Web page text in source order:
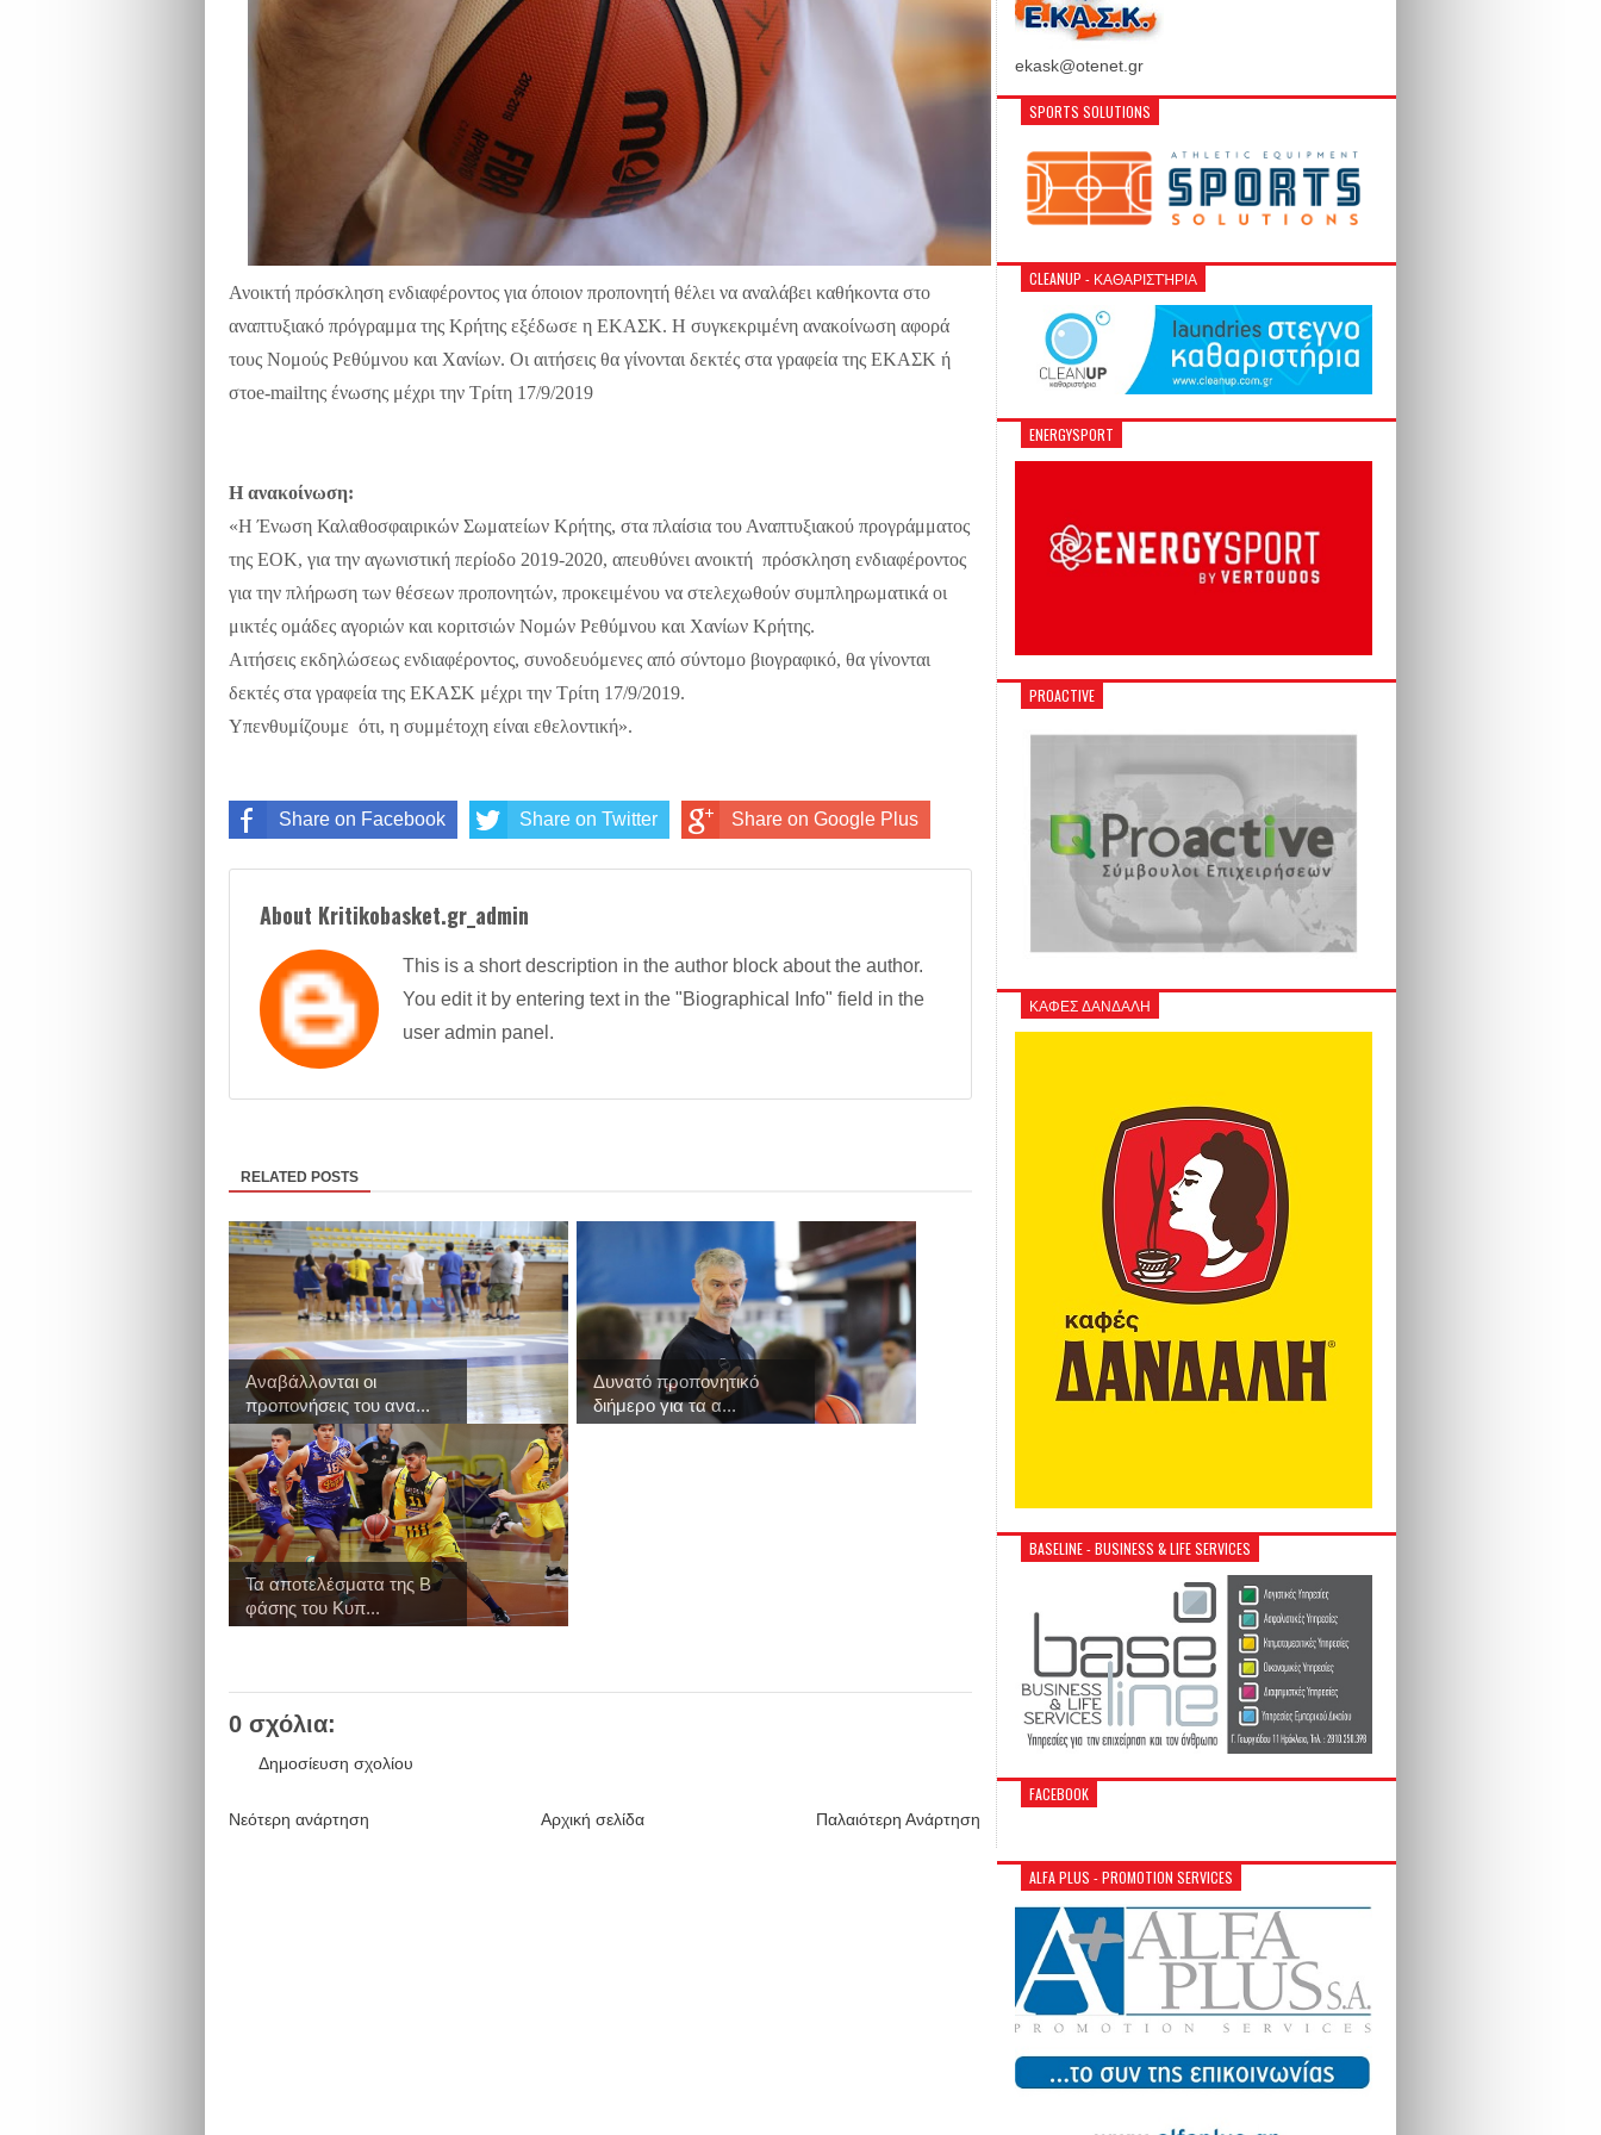
Ανοικτή πρόσκληση ενδιαφέροντος για όποιον προπονητή θέλει να αναλάβει καθήκοντα στο
αναπτυξιακό πρόγραμμα της Κρήτης εξέδωσε η ΕΚΑΣΚ. Η συγκεκριμένη ανακοίνωση αφορά
τους Νομούς Ρεθύμνου και Χανίων. Οι αιτήσεις θα γίνονται δεκτές στα γραφεία της ΕΚΑΣΚ ή
στοe-mailτης ένωσης μέχρι την Τρίτη 17/9/2019
Η ανακοίνωση:
«Η Ένωση Καλαθοσφαιρικών Σωματείων Κρήτης, στα πλαίσια του Αναπτυξιακού προγράμματος
της ΕΟΚ, για την αγωνιστική περίοδο 2019-2020, απευθύνει ανοικτή πρόσκληση ενδιαφέροντος
για την πλήρωση των θέσεων προπονητών, προκειμένου να στελεχωθούν συμπληρωματικά οι
μικτές ομάδες αγοριών και κοριτσιών Νομών Ρεθύμνου και Χανίων Κρήτης.
Αιτήσεις εκδηλώσεως ενδιαφέροντος, συνοδευόμενες από σύντομο βιογραφικό, θα γίνονται
δεκτές στα γραφεία της ΕΚΑΣΚ μέχρι την Τρίτη 17/9/2019.
Υπενθυμίζουμε ότι, η συμμέτοχη είναι εθελοντική».
Share on Facebook Share on Twitter Share on Google Plus
About Kritikobasket.gr_admin
This is a short description in the author block about the author.
You edit it by entering text in the "Biographical Info" field in the
user admin panel.
RELATED POSTS
Αναβάλλονται οι
προπονήσεις του ανα...
Δυνατό προπονητικό
διήμερο για τα α...
Τα αποτελέσματα της Β
φάσης του Κυπ...
0 σχόλια:
Δημοσίευση σχολίου
Νεότερη ανάρτηση Παλαιότερη Ανάρτηση
Αρχική σελίδα
ekask@otenet.gr
SPORTS SOLUTIONS
CLEANUP - ΚΑΘΑΡΙΣΤΉΡΙΑ
ENERGYSPORT
PROACTIVE
ΚΑΦΕΣ ΔΑΝΔΑΛΗ
BASELINE - BUSINESS & LIFE SERVICES
FACEBOOK
ALFA PLUS - PROMOTION SERVICES